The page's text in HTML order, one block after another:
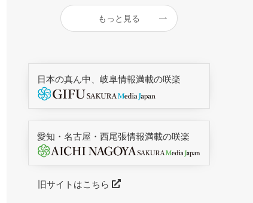
もっと見る
日本の真ん中、岐阜情報満載の咲楽
愛知・名古屋・西尾張情報満載の咲楽
旧サイトはこちら